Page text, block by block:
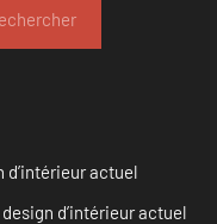
d’intérieur actuel
d’intérieur actuel